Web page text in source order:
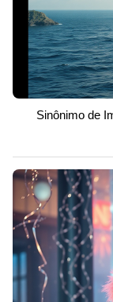
Sinônimo de